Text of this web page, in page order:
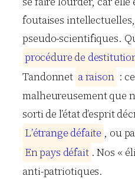
foutaises
pseudo-scientifiques.
procédure de destitutio
Tandonnet araison :
malheureusement que
sorti de l’état d’esprit
L’étrange défaite , ou
Enpays défait . Nos «
anti-patriotiques.